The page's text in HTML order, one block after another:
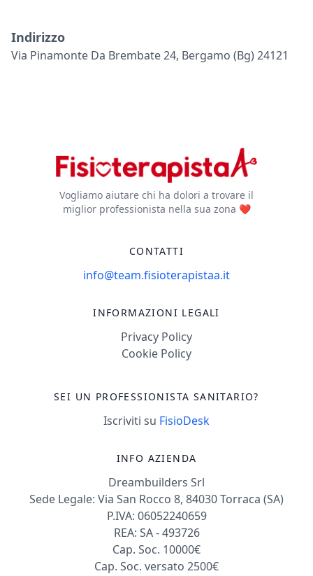
Indirizzo
Via Pinamonte Da Brembate 24, Bergamo (bg) 24121
Vogliamo aiutare chi ha dolori a trovare il
miglior professionista nella sua zona ❤️
CONTATTI
info@team.fisioterapistaa.it
INFORMAZIONI LEGALI
Privacy Policy
Cookie Policy
SEI UN PROFESSIONISTA SANITARIO?
Iscriviti su FisioDesk
INFO AZIENDA
Dreambuilders Srl
Sede Legale: Via San Rocco 8, 84030 Torraca (SA)
P.IVA: 06052240659
REA: SA - 493726
Cap. Soc. 10000€
Cap. Soc. versato 2500€